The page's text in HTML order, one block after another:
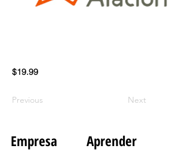
$19.99
Previous Next
Empresa Aprender